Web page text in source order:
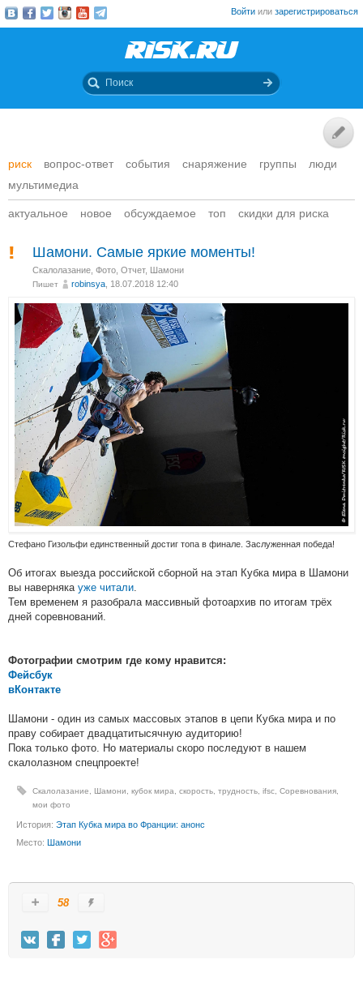
Войти или зарегистрироваться
риск вопрос-ответ события снаряжение группы
люди
мультимедиа
актуальное новое обсуждаемое топ скидки для риска
Шамони. Самые яркие моменты!
Скалолазание Фото Отчет, Шамони
Пишет robinsya , 18.07.2018 12:40
Стефано Гизольфи единственный достиг топа в финале. Заслуженная победа!
Об итогах выезда российской сборной на этап Кубка мира в Шамони
вы наверняка уже читали
Тем временем я разобрала массивный фотоархив по итогам трёх
дней соревнований.
Фотографии смотрим где кому нравится:
Фейсбук
вКонтакте
Шамони - один из самых массовых этапов в цепи Кубка мира и по
праву собирает двадцатитысячную аудиторию!
Пока только фото. Но материалы скоро последуют в нашем
скалолазном спецпроекте!
Скалолазание Шамони кубок мира скорость трудность ifsc Соревнования
мои фото
История: Этап Кубка мира во Франции: анонс
Место: Шамони
58